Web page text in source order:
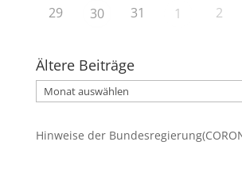
29 30 31 1 2
Ältere Beiträge
Ältere
Beiträge
Hinweise der